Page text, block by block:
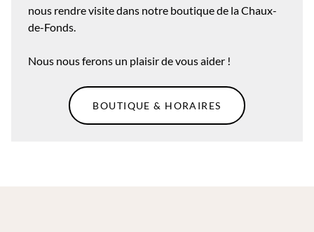
nous rendre visite dans notre boutique de la Chaux-
de-Fonds.
Nous nous ferons un plaisir de vous aider !
BOUTIQUE & HORAIRES